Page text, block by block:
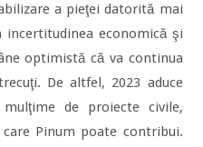
a pieţei datorită mai
economică şi
optimistă că va continua
De altfel, 2023 aduce
de proiecte civile,
Pinum poate contribui.